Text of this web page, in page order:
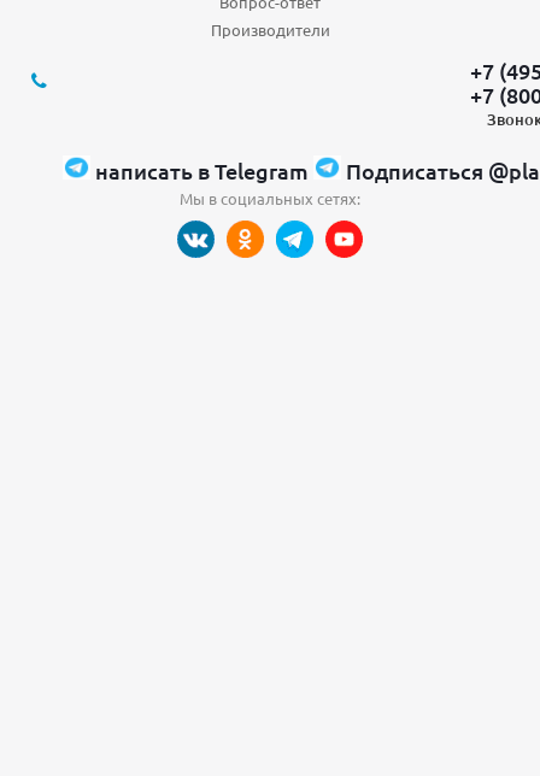
Производители
+7
+7
написать в Telegram Подписаться
Мы в социальных сетях: